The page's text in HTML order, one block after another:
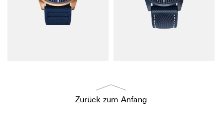
Zurück zum Anfang